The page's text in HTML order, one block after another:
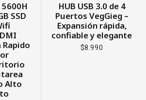
5600H
SSD
Alto
HUB USB 3.0 de 4
Puertos VegGieg –
Expansión rápida,
confiable y elegante
$8.990